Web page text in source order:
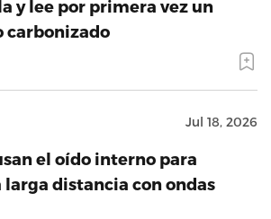
y lee por primera vez un
carbonizado
Jul 18, 2026
el oído interno para
larga distancia con ondas